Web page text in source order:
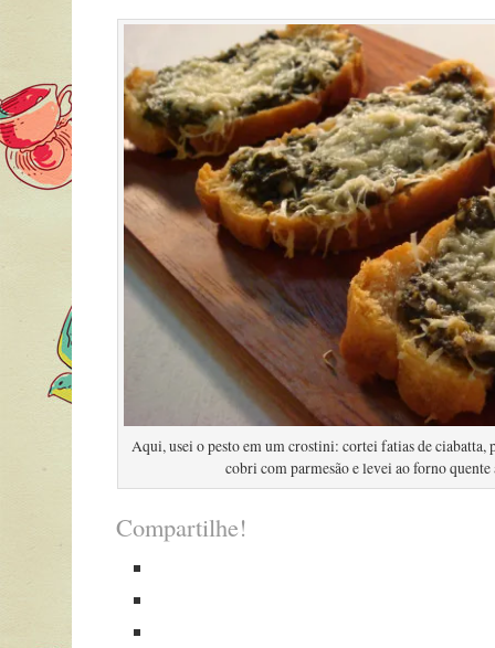
Aqui, usei o pesto em um crostini: cortei fatias de ciabatta,
cobri com parmesão e levei ao forno quente
Compartilhe!